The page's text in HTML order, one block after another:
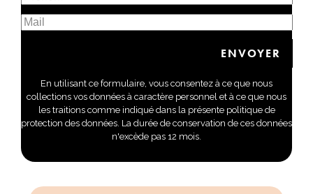
En utilisant ce formulaire, vous consentez à ce que nous
collections vos données à caractère personnel et à ce que nous
les traitions comme indiqué dans la présente politique de
protection des données. La durée de conservation de ces données
n'excède pas 12 mois.